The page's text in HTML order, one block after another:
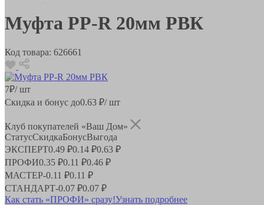
Муфта РР-R 20мм РВК
Код товара: 626661
7₽/ шт
Скидка и бонус до0.63 ₽/ шт
Клуб покупателей «Ваш Дом»
СтатусСкидкаБонусВыгода
ЭКСПЕРТ0.49 ₽0.14 ₽0.63 ₽
ПРОФИ0.35 ₽0.11 ₽0.46 ₽
МАСТЕР-0.11 ₽0.11 ₽
СТАНДАРТ-0.07 ₽0.07 ₽
Как стать «ПРОФИ» сразу!Узнать подробнее